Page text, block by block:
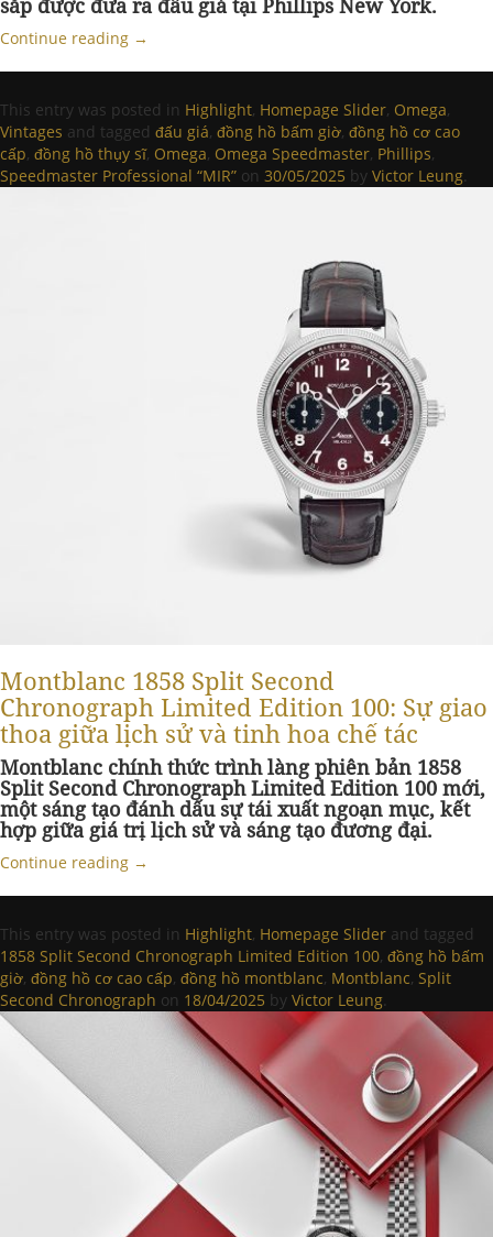
sắp được đưa ra đấu giá tại Phillips New York.
Continue reading →
This entry was posted in Highlight, Homepage Slider, Omega,
Vintages and tagged đấu giá, đồng hồ bấm giờ, đồng hồ cơ cao
cấp, đồng hồ thụy sĩ, Omega, Omega Speedmaster, Phillips,
Speedmaster Professional “MIR” on 30/05/2025 by Victor Leung.
Montblanc 1858 Split Second
Chronograph Limited Edition 100: Sự giao
thoa giữa lịch sử và tinh hoa chế tác
Montblanc chính thức trình làng phiên bản 1858
Split Second Chronograph Limited Edition 100 mới,
một sáng tạo đánh dấu sự tái xuất ngoạn mục, kết
hợp giữa giá trị lịch sử và sáng tạo đương đại.
Continue reading →
This entry was posted in Highlight, Homepage Slider and tagged
1858 Split Second Chronograph Limited Edition 100, đồng hồ bấm
giờ, đồng hồ cơ cao cấp, đồng hồ montblanc, Montblanc, Split
Second Chronograph on 18/04/2025 by Victor Leung.